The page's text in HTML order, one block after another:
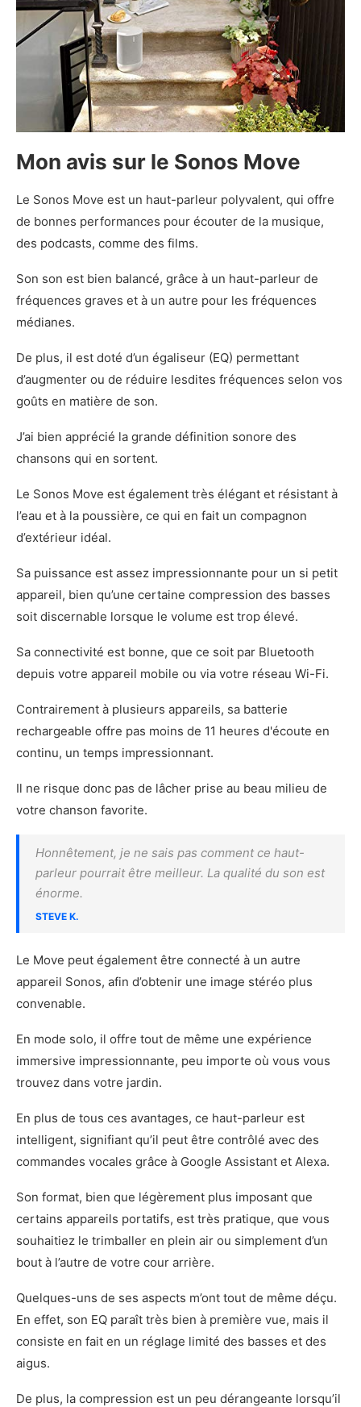
Mon avis sur le Sonos Move
Le Sonos Move est un haut-parleur polyvalent, qui offre
de bonnes performances pour écouter de la musique,
des podcasts, comme des films.
Son son est bien balancé, grâce à un haut-parleur de
fréquences graves et à un autre pour les fréquences
médianes.
De plus, il est doté d’un égaliseur (EQ) permettant
d’augmenter ou de réduire lesdites fréquences selon vos
goûts en matière de son.
J’ai bien apprécié la grande définition sonore des
chansons qui en sortent.
Le Sonos Move est également très élégant et résistant à
l’eau et à la poussière, ce qui en fait un compagnon
d’extérieur idéal.
Sa puissance est assez impressionnante pour un si petit
appareil, bien qu’une certaine compression des basses
soit discernable lorsque le volume est trop élevé.
Sa connectivité est bonne, que ce soit par Bluetooth
depuis votre appareil mobile ou via votre réseau Wi-Fi.
Contrairement à plusieurs appareils, sa batterie
rechargeable offre pas moins de 11 heures d'écoute en
continu, un temps impressionnant.
Il ne risque donc pas de lâcher prise au beau milieu de
votre chanson favorite.
Honnêtement, je ne sais pas comment ce haut-
parleur pourrait être meilleur. La qualité du son est
énorme.
STEVE K.
Le Move peut également être connecté à un autre
appareil Sonos, afin d’obtenir une image stéréo plus
convenable.
En mode solo, il offre tout de même une expérience
immersive impressionnante, peu importe où vous vous
trouvez dans votre jardin.
En plus de tous ces avantages, ce haut-parleur est
intelligent, signifiant qu’il peut être contrôlé avec des
commandes vocales grâce à Google Assistant et Alexa.
Son format, bien que légèrement plus imposant que
certains appareils portatifs, est très pratique, que vous
souhaitiez le trimballer en plein air ou simplement d’un
bout à l’autre de votre cour arrière.
Quelques-uns de ses aspects m’ont tout de même déçu.
En effet, son EQ paraît très bien à première vue, mais il
consiste en fait en un réglage limité des basses et des
aigus.
De plus, la compression est un peu dérangeante lorsqu’il